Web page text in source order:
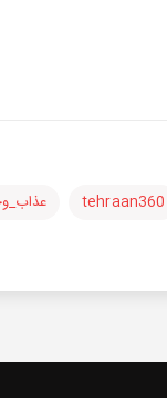
tehraan360